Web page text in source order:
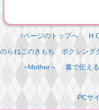
↑ページのトップへ H
のらねこのきもち
ボクシング
~Mother～ 書で伝える
PCサ